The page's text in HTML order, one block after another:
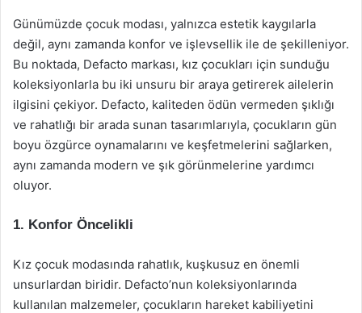
Günümüzde çocuk modası, yalnızca estetik kaygılarla
değil, aynı zamanda konfor ve işlevsellik ile de şekilleniyor.
Bu noktada, Defacto markası, kız çocukları için sunduğu
koleksiyonlarla bu iki unsuru bir araya getirerek ailelerin
ilgisini çekiyor. Defacto, kaliteden ödün vermeden şıklığı
ve rahatlığı bir arada sunan tasarımlarıyla, çocukların gün
boyu özgürce oynamalarını ve keşfetmelerini sağlarken,
aynı zamanda modern ve şık görünmelerine yardımcı
oluyor.
1. Konfor Öncelikli
Kız çocuk modasında rahatlık, kuşkusuz en önemli
unsurlardan biridir. Defacto’nun koleksiyonlarında
kullanılan malzemeler, çocukların hareket kabiliyetini